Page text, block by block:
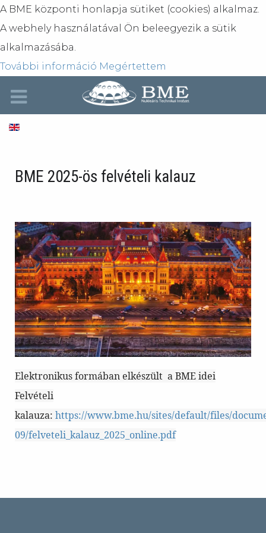
A BME központi honlapja sütiket (cookies) alkalmaz.
A webhely használatával Ön beleegyezik a sütik
alkalmazásába.
További információ Megértettem
BME 2025-ös felvételi kalauz
Elektronikus formában elkészült a BME idei
Felvételi
kalauza: https://www.bme.hu/sites/default/files/
09/felveteli_kalauz_2025_online.pdf